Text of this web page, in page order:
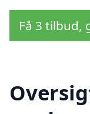
Få 3 tilbud,